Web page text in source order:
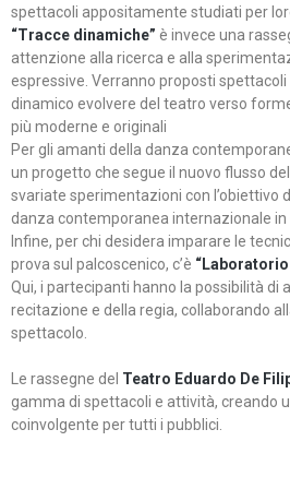
spettacoli appositamente studiati per
“Tracce dinamiche” è invece una
attenzione alla ricerca e alla
espressive. Verranno proposti spettacoli
dinamico evolvere del teatro verso
più moderne e originali
Per gli amanti della danza
un progetto che segue il nuovo flusso
svariate sperimentazioni con l’obiettivo
danza contemporanea internazionale in
Infine, per chi desidera imparare le
prova sul palcoscenico, c’è
Qui, i partecipanti hanno la possibilità di
recitazione e della regia, collaborando
spettacolo.
Le rassegne del Teatro Eduardo De
gamma di spettacoli e attività, creando
coinvolgente per tutti i pubblici.